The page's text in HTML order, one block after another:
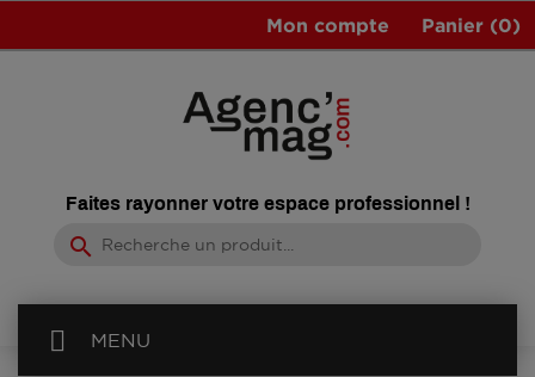
Panier (0)
Mon compte
Faites rayonner votre espace professionnel !
search
MENU